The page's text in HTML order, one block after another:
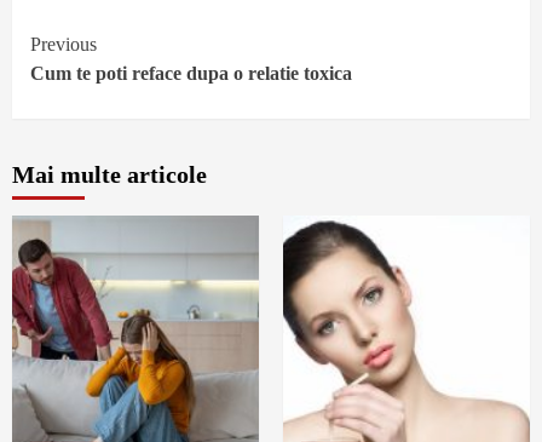
Continue
Reading
Previous
Cum te poti reface dupa o relatie toxica
Mai multe articole